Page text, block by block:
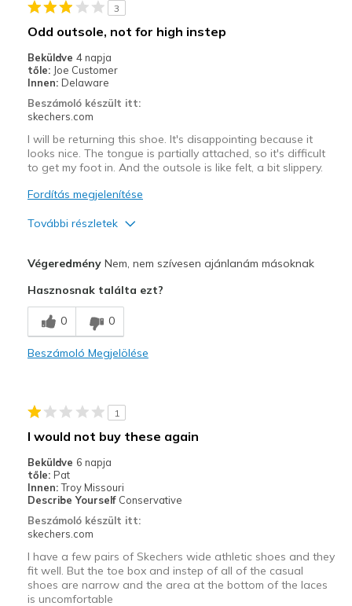
3
Odd outsole, not for high instep
Beküldve 4 napja
tőle: Joe Customer
Innen: Delaware
Beszámoló készült itt:
skechers.com
I will be returning this shoe. It's disappointing because it
looks nice. The tongue is partially attached, so it's difficult
to get my foot in. And the outsole is like felt, a bit slippery.
Fordítás megjelenítése
További részletek
Kontra
Instep is restrictive
Outsole is odd, might have poor traction
View On Shoes
Shoes are for Wearing
VégeredményNem, nem szívesen ajánlanám másoknak
Hasznosnak találta ezt?
0 0
Beszámoló Megjelölése
1
I would not buy these again
Beküldve 6 napja
tőle: Pat
Innen: Troy Missouri
Describe Yourself Conservative
Beszámoló készült itt:
skechers.com
I have a few pairs of Skechers wide athletic shoes and they
fit well. But the toe box and instep of all of the casual
shoes are narrow and the area at the bottom of the laces
is uncomfortable